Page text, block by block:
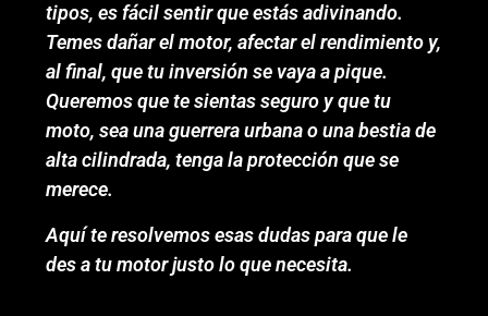
tipos, es fácil sentir que estás adivinando.
Temes dañar el motor, afectar el rendimiento y,
al final, que tu inversión se vaya a pique.
Queremos que te sientas seguro y que tu
moto, sea una guerrera urbana o una bestia de
alta cilindrada, tenga la protección que se
merece.
Aquí te resolvemos esas dudas para que le
des a tu motor justo lo que necesita.